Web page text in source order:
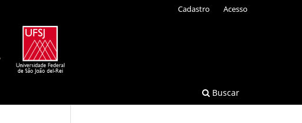
Buscar
Cadastro Acesso